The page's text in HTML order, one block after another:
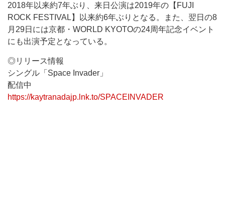
2018年以来約7年ぶり、来日公演は2019年の【FUJI
ROCK FESTIVAL】以来約6年ぶりとなる。また、翌日の8
月29日には京都・WORLD KYOTOの24周年記念イベント
にも出演予定となっている。
◎リリース情報
シングル「Space Invader」
配信中
https://kaytranadajp.lnk.to/SPACEINVADER